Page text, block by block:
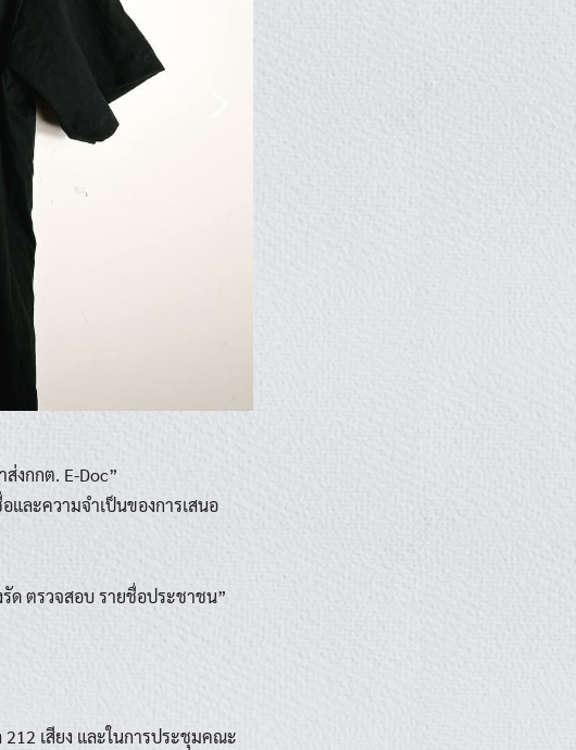
งกกต. E-Doc”
และความจำเป็นของการเสนอ
ด ตรวจสอบ รายชื่อประชาชน”
เสียง และในการประชุมคณะ